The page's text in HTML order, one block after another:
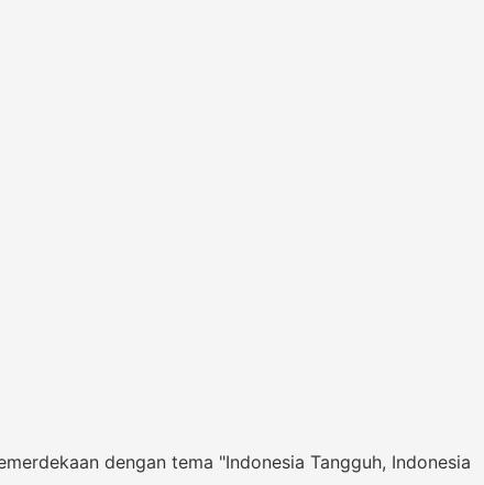
dengan tema "Indonesia Tangguh, Indonesia